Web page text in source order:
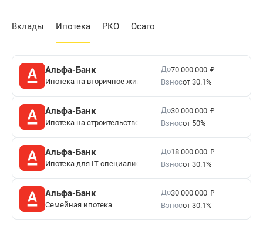
Вклады Ипотека РКО Осаго
Альфа-Банк
Ипотека на вторичное жилье
До70 000 000 ₽
Взносот 30.1%
Альфа-Банк
Ипотека на строительство дома
До30 000 000 ₽
Взносот 50%
Альфа-Банк
Ипотека для IT-специалистов
До18 000 000 ₽
Взносот 30.1%
Альфа-Банк
Семейная ипотека
До30 000 000 ₽
Взносот 30.1%